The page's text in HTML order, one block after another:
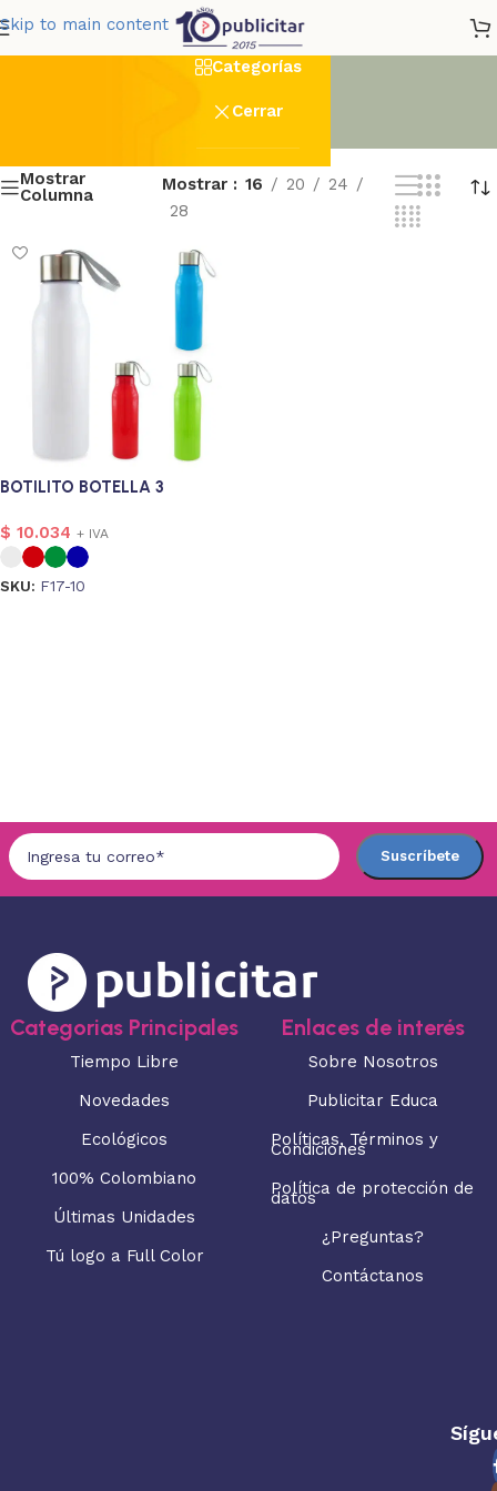
Skip to main content Botellla
Categorías
Cerrar
Mostrar
Columna
Mostrar 16 20
24
28
BOTILITO BOTELLA 3
$ 10.034 + IVA
SKU: F17-10
Categorias Principales
Tiempo Libre
Novedades
Ecológicos
100% Colombiano
Últimas Unidades
Tú logo a Full Color
Enlaces de interés
Sobre Nosotros
Publicitar Educa
Políticas, Términos y
Condiciones
Política de protección de
datos
¿Preguntas?
Contáctanos